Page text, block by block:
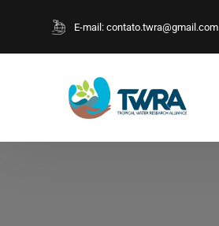
E-mail: contato.twra@gmail.com